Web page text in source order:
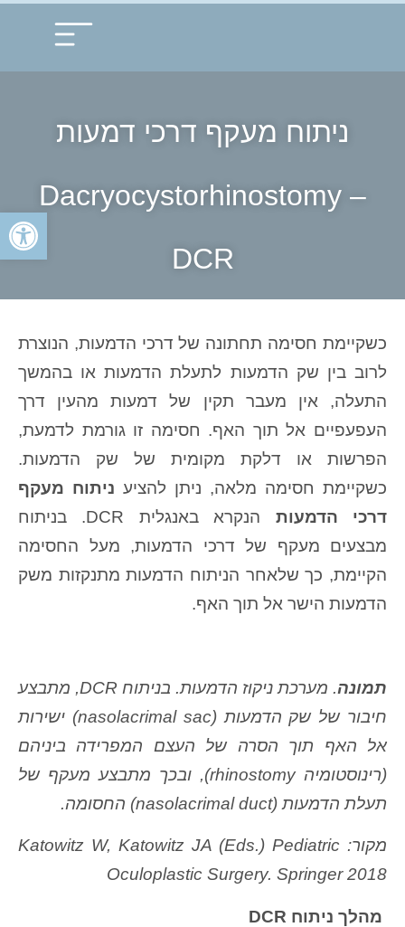
ניתוח מעקף דרכי דמעות
Dacryocystorhinostomy –
DCR
כשקיימת חסימה תחתונה של דרכי הדמעות, הנוצרת
לרוב בין שק הדמעות לתעלת הדמעות או בהמשך
התעלה, אין מעבר תקין של דמעות מהעין דרך
העפעפיים אל תוך האף. חסימה זו גורמת לדמעת,
הפרשות או דלקת מקומית של שק הדמעות.
כשקיימת חסימה מלאה, ניתן להציע ניתוח מעקף
דרכי הדמעות
הנקרא באנגלית DCR. בניתוח
מבצעים מעקף של דרכי הדמעות, מעל החסימה
הקיימת, כך שלאחר הניתוח הדמעות מתנקזות משק
הדמעות הישר אל תוך האף.
תמונה
. מערכת ניקוז הדמעות. בניתוח DCR, מתבצע
חיבור של שק הדמעות (nasolacrimal sac) ישירות
אל האף תוך הסרה של העצם המפרידה ביניהם
(רינוסטומיה rhinostomy), ובכך מתבצע מעקף של
תעלת הדמעות (nasolacrimal duct) החסומה.
מקור: Katowitz W, Katowitz JA (Eds.) Pediatric
Oculoplastic Surgery. Springer 2018
מהלך ניתוח DCR